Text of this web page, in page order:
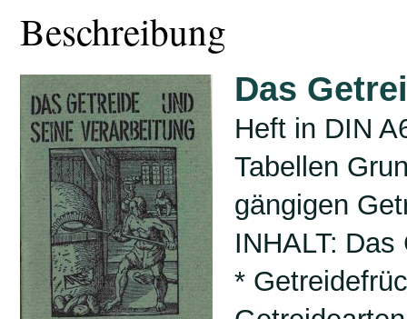
Beschreibung
Das
Heft in DIN
Tabellen
gängigen
INHALT: Das
*